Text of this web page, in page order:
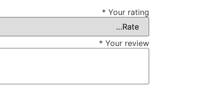
Your rating
*
Your review
*